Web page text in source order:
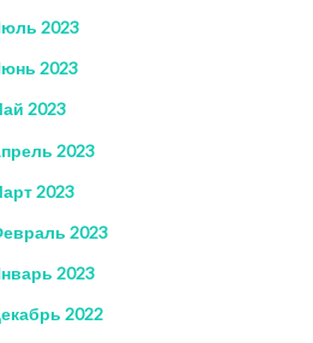
2023
2023
2023
2023
2023
2023
2023
2022